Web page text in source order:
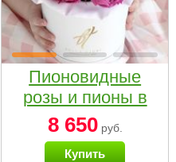
Пионовидные
розы и пионы в
белой коробке
Small
8 650руб.
Купить